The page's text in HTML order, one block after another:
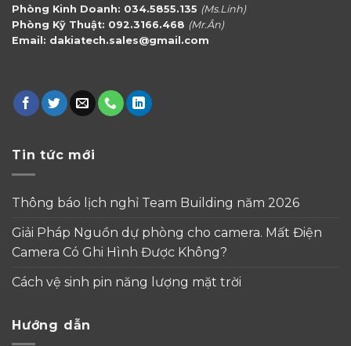
Phòng Kinh Doanh: 034.5855.135 (Ms.Linh)
Phòng Kỹ Thuật: 092.3166.468 (Mr.Ân)
Email: dakiatech.sales@gmail.com
Tin tức mới
Thông báo lịch nghỉ Team Building năm 2026
Giải Pháp Nguồn dự phòng cho camera. Mất Điện
Camera Có Ghi Hình Được Không?
Cách vệ sinh pin năng lượng mặt trời
Hướng dẫn